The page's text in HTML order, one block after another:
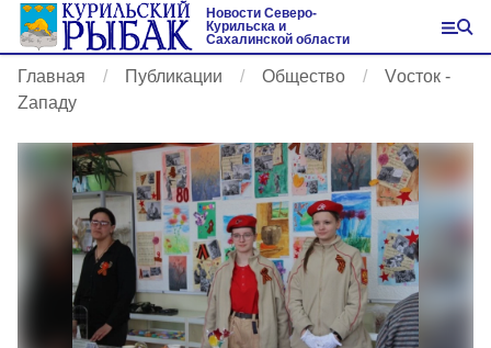
Новости Северо-
Курильска и
Сахалинской области
Главная Публикации Общество
Vосток -
Zападу